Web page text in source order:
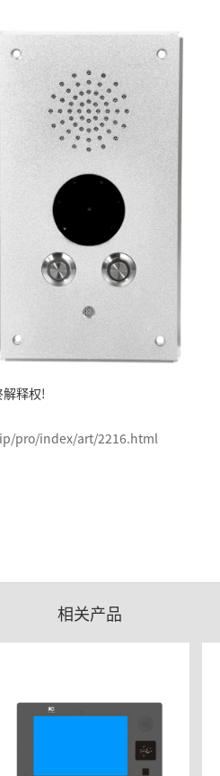
释权!
pro/index/art/2216.html
相关产品